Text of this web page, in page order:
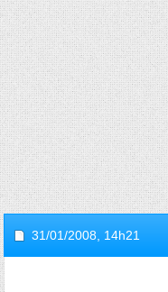
31/01/2008, 14h21